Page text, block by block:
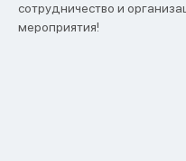
сотрудничество и
мероприятия!